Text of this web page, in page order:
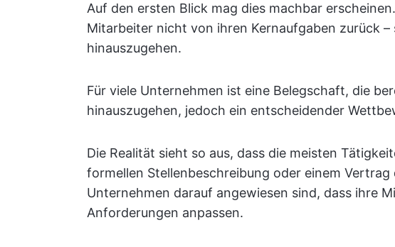
Auf den ersten Blick mag dies machbar
Mitarbeiter nicht von ihren Kernaufgaben zurück
hinauszugehen.
Für viele Unternehmen ist eine Belegschaft, die
hinauszugehen, jedoch ein entscheidender
Die Realität sieht so aus, dass die meisten
formellen Stellenbeschreibung oder einem
Unternehmen darauf angewiesen sind, dass ihre
Anforderungen anpassen.